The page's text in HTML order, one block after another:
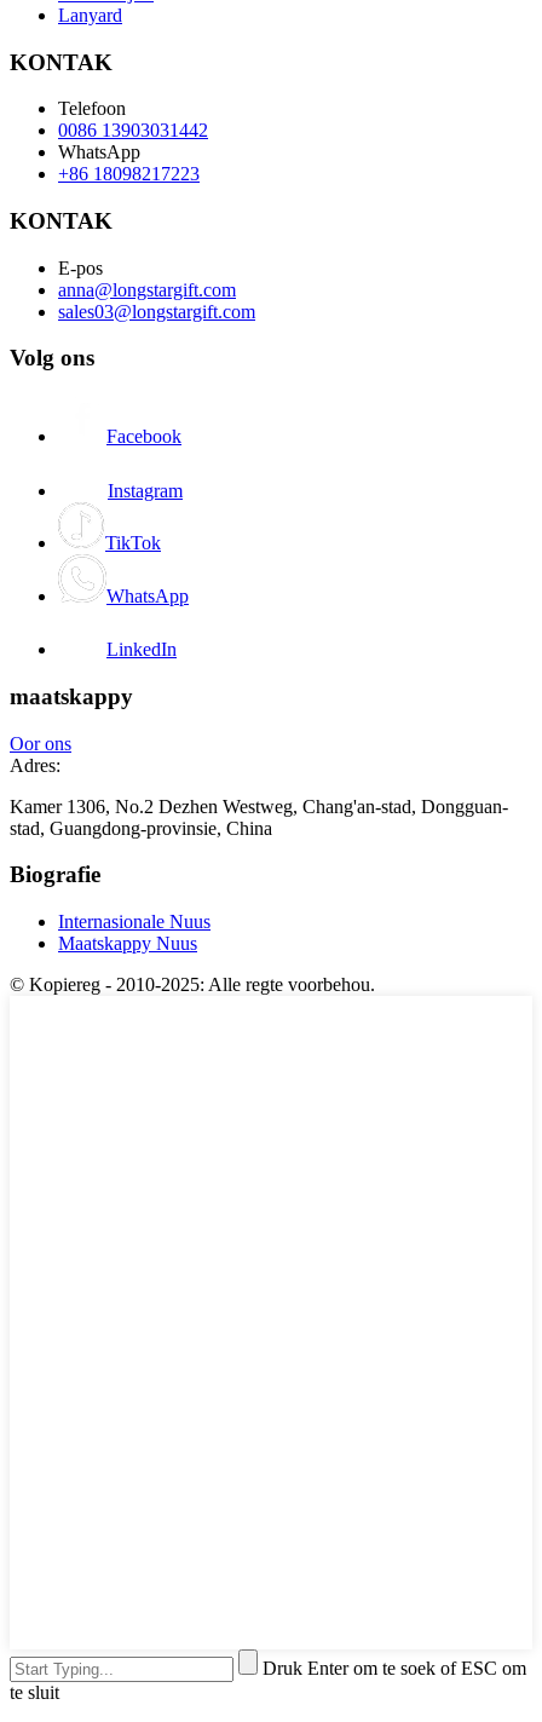
Lanyard
KONTAK
Telefoon
0086 13903031442
WhatsApp
+86 18098217223
KONTAK
E-pos
anna@longstargift.com
sales03@longstargift.com
Volg ons
Facebook
Instagram
TikTok
WhatsApp
LinkedIn
maatskappy
Oor ons
Adres:
Kamer 1306, No.2 Dezhen Westweg, Chang'an-stad, Dongguan-
stad, Guangdong-provinsie, China
Biografie
Internasionale Nuus
Maatskappy Nuus
© Kopiereg - 2010-2025: Alle regte voorbehou.
Druk Enter om te soek of ESC om
te sluit